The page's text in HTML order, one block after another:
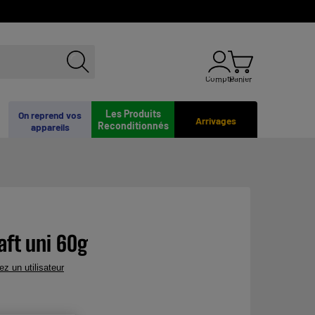
ComptePanier
Arrivages
Les Produits
Reconditionnés
On reprend vos
appareils
uni 60g
un utilisateur